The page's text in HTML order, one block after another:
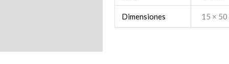
Dimensiones 15 × 50